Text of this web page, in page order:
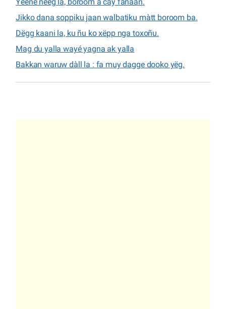
Jikko dana soppiku jaan walbatiku màtt boroom ba.
Dëgg kaani la, ku ñu ko xëpp nga toxoñu.
Mag du yalla wayé yagna ak yalla
Bakkan waruw dàll la : fa muy dagge dooko yëg.